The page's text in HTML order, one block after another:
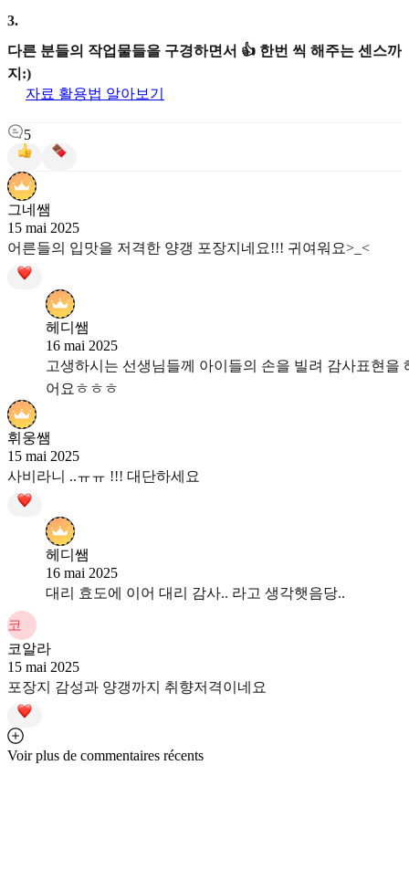
3.
다른 분들의 작업물들을 구경하면서 👍 한번 씩 해주는 센스까
지:)
자료 활용법 알아보기
5
그네쌤
15 mai 2025
어른들의 입맛을 저격한 양갱 포장지네요!!! 귀여워요>_<
헤디쌤
16 mai 2025
고생하시는 선생님들께 아이들의 손을 빌려 감사표현을
어요ㅎㅎㅎ
휘웅쌤
15 mai 2025
사비라니 ..ㅠㅠ !!! 대단하세요
헤디쌤
16 mai 2025
대리 효도에 이어 대리 감사.. 라고 생각햇음당..
코
코알라
15 mai 2025
포장지 감성과 양갱까지 취향저격이네요
Voir plus de commentaires récents